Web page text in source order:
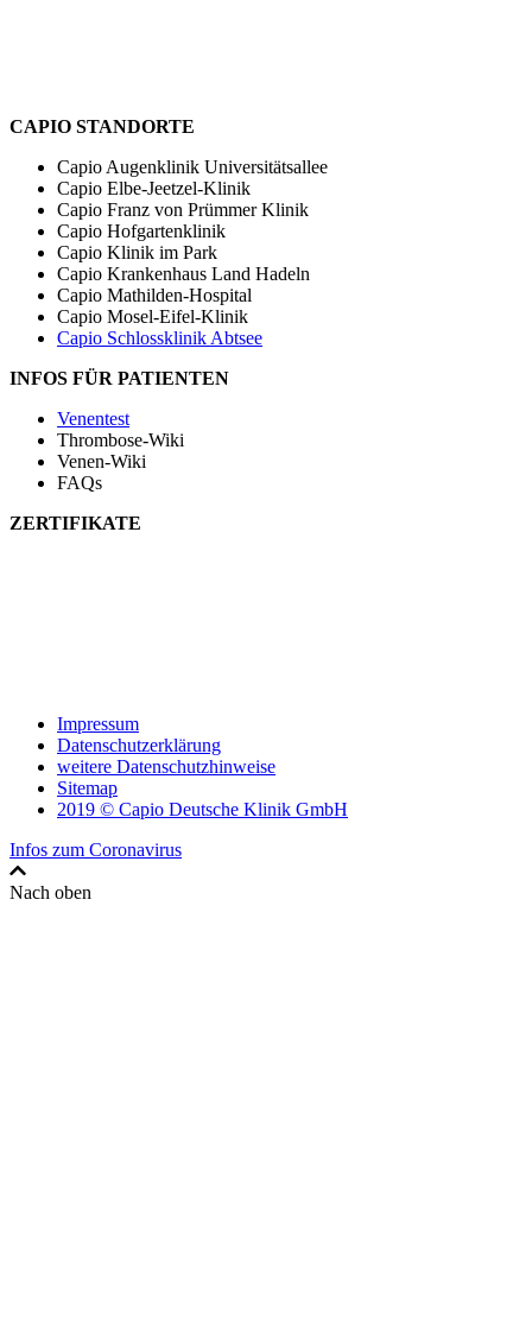
CAPIO STANDORTE
Capio Augenklinik Universitätsallee
Capio Elbe-Jeetzel-Klinik
Capio Franz von Prümmer Klinik
Capio Hofgartenklinik
Capio Klinik im Park
Capio Krankenhaus Land Hadeln
Capio Mathilden-Hospital
Capio Mosel-Eifel-Klinik
Capio Schlossklinik Abtsee
INFOS FÜR PATIENTEN
Venentest
Thrombose-Wiki
Venen-Wiki
FAQs
ZERTIFIKATE
Impressum
Datenschutzerklärung
weitere Datenschutzhinweise
Sitemap
2019 © Capio Deutsche Klinik GmbH
Infos zum Coronavirus
Nach oben